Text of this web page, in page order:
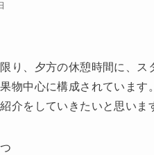
り、夕方の休憩時間に、
物中心に構成されていま
介をしていきたいと思いま